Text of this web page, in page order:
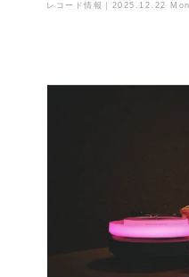
レコード情報｜ 2025.12.22 Mon